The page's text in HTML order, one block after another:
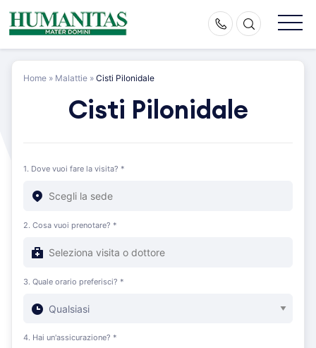
Skip
to
Home » Malattie » Cisti Pilonidale
Cisti Pilonidale
1. Dove vuoi fare la visita? *
2. Cosa vuoi prenotare? *
3. Quale orario preferisci? *
4. Hai un'assicurazione? *